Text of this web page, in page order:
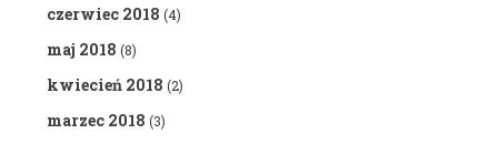
czerwiec 2018 (4)
maj 2018 (8)
kwiecień 2018 (2)
marzec 2018 (3)